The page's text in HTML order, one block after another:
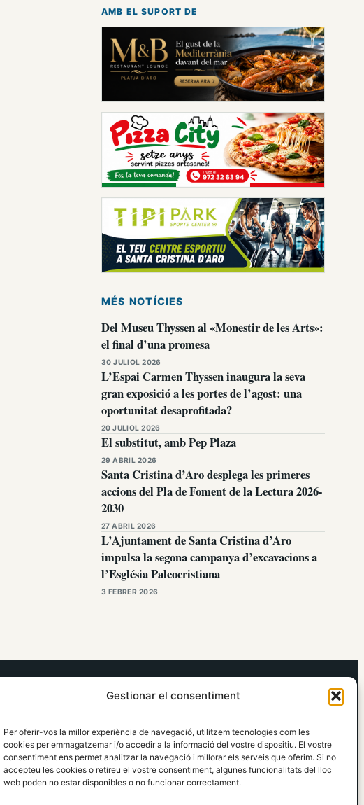
Gestionar el consentiment
Per oferir-vos la millor experiència de navegació, utilitzem tecnologies com les
cookies per emmagatzemar i/o accedir a la informació del vostre dispositiu. El vostre
consentiment ens permet analitzar la navegació i millorar els serveis que oferim. Si no
accepteu les cookies o retireu el vostre consentiment, algunes funcionalitats del lloc
web poden no estar disponibles o no funcionar correctament.
AMB EL SUPORT DE
MÉS NOTÍCIES
Del Museu Thyssen al «Monestir de les Arts»:
el final d’una promesa
30 JULIOL 2026
L’Espai Carmen Thyssen inaugura la seva
gran exposició a les portes de l’agost: una
oportunitat desaprofitada?
20 JULIOL 2026
El substitut, amb Pep Plaza
29 ABRIL 2026
Santa Cristina d’Aro desplega les primeres
accions del Pla de Foment de la Lectura 2026-
2030
27 ABRIL 2026
L’Ajuntament de Santa Cristina d’Aro
impulsa la segona campanya d’excavacions a
l’Església Paleocristiana
3 FEBRER 2026
elRidaura.com
Política de Cookies
Política Editorial